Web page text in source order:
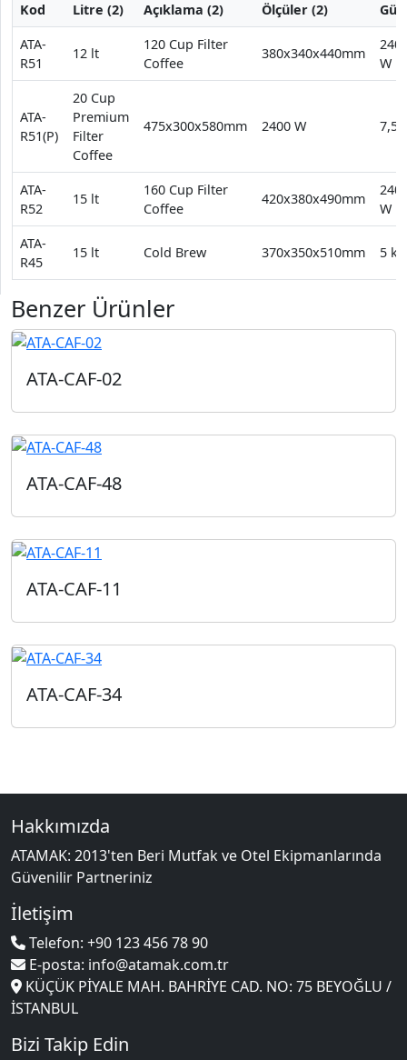
Kod Litre (2) Açıklama (2) Ölçüler (2)
Güç
ATA-
R51
12 lt
120 Cup Filter
Coffee
380x340x440mm
W
ATA-
R51(P)
20 Cup
Premium
Filter
Coffee
475x300x580mm 2400 W 7,5
ATA-
R52
15 lt
160 Cup Filter
Coffee
420x380x490mm
W
ATA-
R45
15 lt Cold Brew 370x350x510mm 5 kg
Benzer Ürünler
ATA-CAF-02
ATA-CAF-48
ATA-CAF-11
ATA-CAF-34
Hakkımızda
ATAMAK: 2013'ten Beri Mutfak ve Otel Ekipmanlarında
Güvenilir Partneriniz
İletişim
Telefon: +90 123 456 78 90
E-posta: info@atamak.com.tr
KÜÇÜK PİYALE MAH. BAHRİYE CAD. NO: 75 BEYOĞLU /
İSTANBUL
Bizi Takip Edin